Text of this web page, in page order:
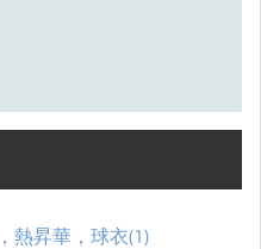
熱昇華，球衣(1)